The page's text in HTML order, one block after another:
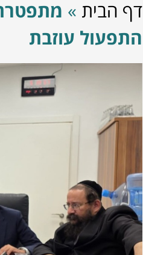
דף הבית »
התפעול עוזבת